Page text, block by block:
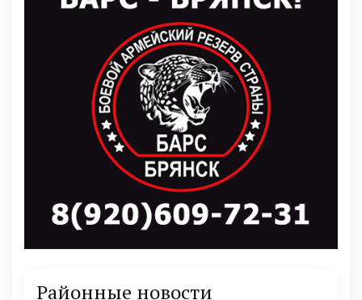
Районные новости